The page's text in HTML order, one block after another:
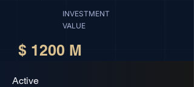
INVESTMENT
VALUE
$ 1200 M
Active